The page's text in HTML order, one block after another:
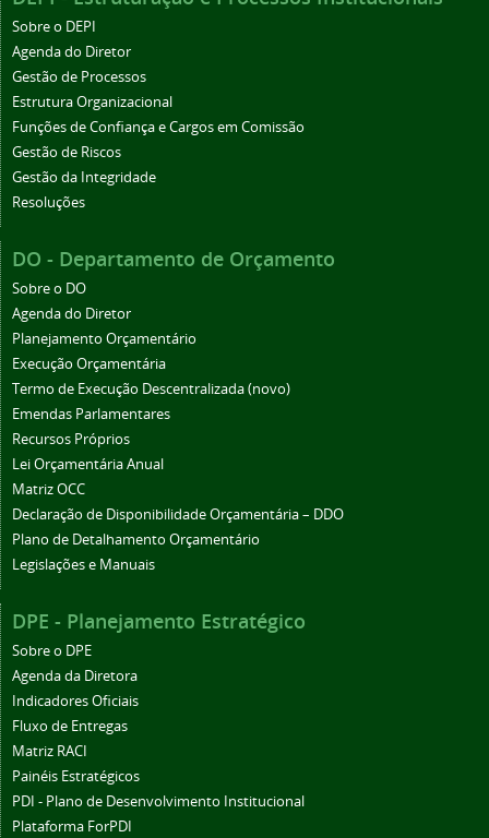
Sobre o DEPI
Agenda do Diretor
Gestão de Processos
Estrutura Organizacional
Funções de Confiança e Cargos em Comissão
Gestão de Riscos
Gestão da Integridade
Resoluções
DO - Departamento de Orçamento
Sobre o DO
Agenda do Diretor
Planejamento Orçamentário
Execução Orçamentária
Termo de Execução Descentralizada (novo)
Emendas Parlamentares
Recursos Próprios
Lei Orçamentária Anual
Matriz OCC
Declaração de Disponibilidade Orçamentária – DDO
Plano de Detalhamento Orçamentário
Legislações e Manuais
DPE - Planejamento Estratégico
Sobre o DPE
Agenda da Diretora
Indicadores Oficiais
Fluxo de Entregas
Matriz RACI
Painéis Estratégicos
PDI - Plano de Desenvolvimento Institucional
Plataforma ForPDI